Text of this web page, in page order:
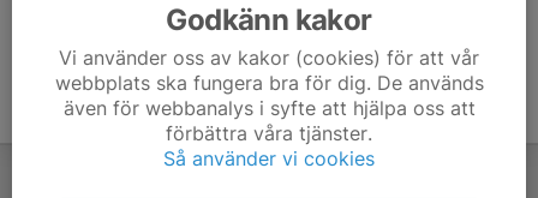
Godkänn kakor
Vi använder oss av kakor (cookies) för att vår
webbplats ska fungera bra för dig. De används
även för webbanalys i syfte att hjälpa oss att
förbättra våra tjänster.
Så använder vi cookies